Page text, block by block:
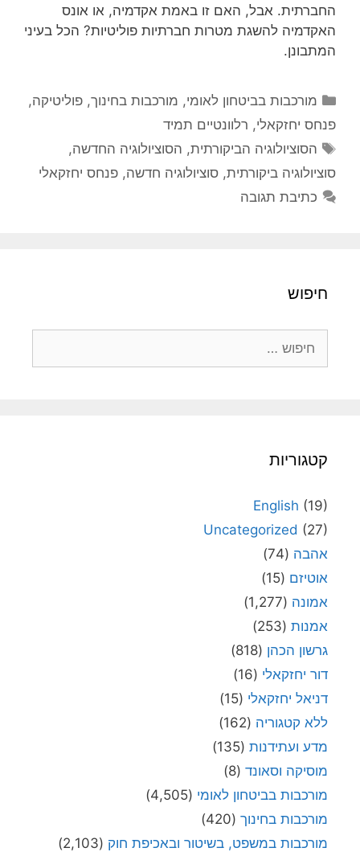
החברתית. אבל, האם זו באמת אקדמיה, או אונס
האקדמיה להשגת מטרות חברתיות פוליטיות? הכל בעיני
המתבונן.
קטגוריות
מורכבות בביטחון לאומי, מורכבות בחינוך,פוליטיקה,
פנחס יחזקאלי, רלוונטיים תמיד
תגיות
הסוציולוגיה הביקורתית, הסוציולוגיה החדשה,
סוציולוגיה ביקורתית, סוציולוגיה חדשה, פנחס יחזקאלי
כתיבת תגובה
חיפוש
קטגוריות
English (19)
Uncategorized (27)
אהבה (74)
אוטיזם (15)
אמונה (1,277)
אמנות (253)
גרשון הכהן (818)
דור יחזקאלי (16)
דניאל יחזקאלי (15)
ללא קטגוריה (162)
מדע ועתידנות (135)
מוסיקה וסאונד (8)
מורכבות בביטחון לאומי (4,505)
מורכבות בחינוך (420)
מורכבות במשפט, בשיטור ובאכיפת חוק (2,103)